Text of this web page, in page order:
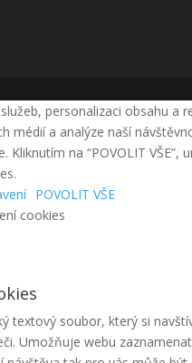
personalizaci obsahu a
médií a analýze naší
Kliknutím na “POVOLIT VŠE”,
POVOLIT VŠE
cookies
textový soubor, který si
Umožňuje webu